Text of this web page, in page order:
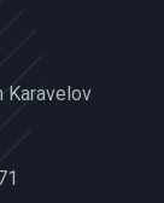
Karavelov